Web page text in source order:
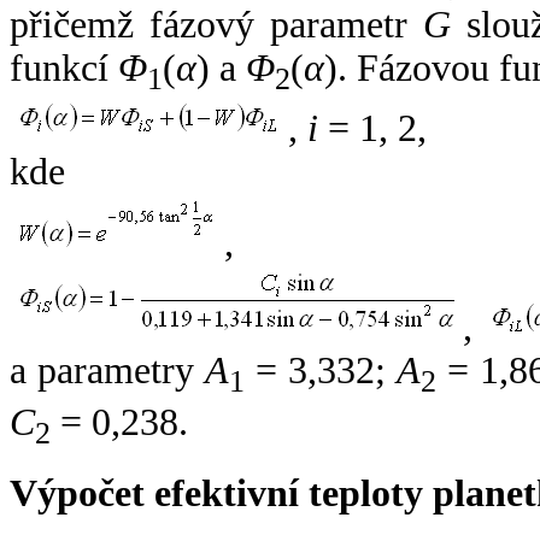
přičemž fázový parametr G
funkcí Φ1(α) a Φ2(α). Fázovou
, i = 1, 2,
kde
,
,
a parametryA1 = 3,332;A2 =
C2 = 0,238.
Výpočet efektivní teploty